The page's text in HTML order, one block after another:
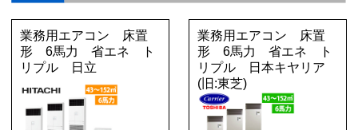
業務用エアコン 床置
形 6馬力 省エネ ト
リプル 日立
業務用エアコン 床置
形 6馬力 省エネ ト
リプル 日本キヤリア
(旧:東芝)